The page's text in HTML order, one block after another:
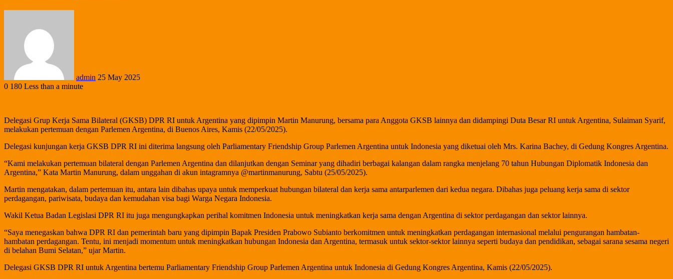
admin 25 May 2025
0 180 Less than a minute
Delegasi Grup Kerja Sama Bilateral (GKSB) DPR RI untuk Argentina yang dipimpin Martin Manurung, bersama para Anggota GKSB lainnya dan didampingi Duta Besar RI untuk Argentina, Sulaiman Syarif,
melakukan pertemuan dengan Parlemen Argentina, di Buenos Aires, Kamis (22/05/2025).
Delegasi kunjungan kerja GKSB DPR RI ini diterima langsung oleh Parliamentary Friendship Group Parlemen Argentina untuk Indonesia yang diketuai oleh Mrs. Karina Bachey, di Gedung Kongres Argentina.
“Kami melakukan pertemuan bilateral dengan Parlemen Argentina dan dilanjutkan dengan Seminar yang dihadiri berbagai kalangan dalam rangka menjelang 70 tahun Hubungan Diplomatik Indonesia dan
Argentina,” Kata Martin Manurung, dalam unggahan di akun intagramnya @martinmanurung, Sabtu (25/05/2025).
Martin mengatakan, dalam pertemuan itu, antara lain dibahas upaya untuk memperkuat hubungan bilateral dan kerja sama antarparlemen dari kedua negara. Dibahas juga peluang kerja sama di sektor
perdagangan, pariwisata, budaya dan kemudahan visa bagi Warga Negara Indonesia.
Wakil Ketua Badan Legislasi DPR RI itu juga mengungkapkan perihal komitmen Indonesia untuk meningkatkan kerja sama dengan Argentina di sektor perdagangan dan sektor lainnya.
“Saya menegaskan bahwa DPR RI dan pemerintah baru yang dipimpin Bapak Presiden Prabowo Subianto berkomitmen untuk meningkatkan perdagangan internasional melalui pengurangan hambatan-
hambatan perdagangan. Tentu, ini menjadi momentum untuk meningkatkan hubungan Indonesia dan Argentina, termasuk untuk sektor-sektor lainnya seperti budaya dan pendidikan, sebagai sarana sesama negeri
di belahan Bumi Selatan,” ujar Martin.
Delegasi GKSB DPR RI untuk Argentina bertemu Parliamentary Friendship Group Parlemen Argentina untuk Indonesia di Gedung Kongres Argentina, Kamis (22/05/2025).